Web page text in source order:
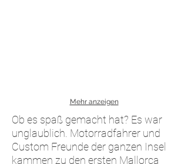
Mehr anzeigen
Ob es spaß gemacht hat? Es war
unglaublich. Motorradfahrer und
Custom Freunde der ganzen Insel
kammen zu den ersten Mallorca